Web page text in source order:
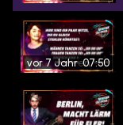
vor 7 Jahren07:50